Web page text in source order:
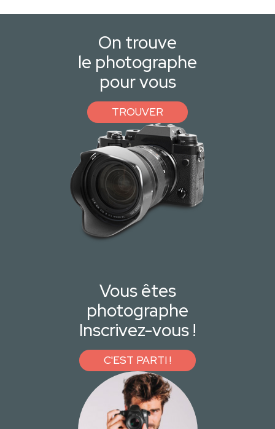
On trouve
le photographe
pour vous
TROUVER
Vous êtes
photographe
Inscrivez-vous !
C'EST PARTI !